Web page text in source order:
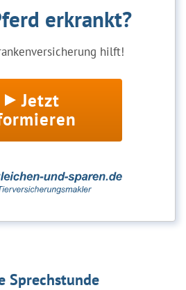
erkrankt?
hilft!
Jetzt
Sprechstunde